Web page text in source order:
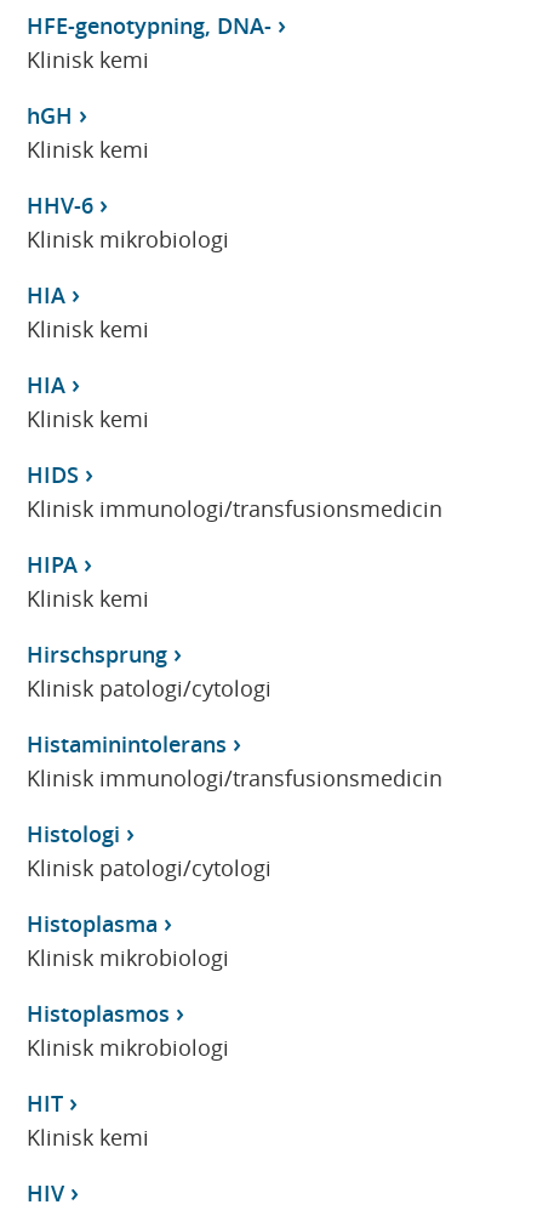
HFE-genotypning, DNA-
Klinisk kemi
hGH
Klinisk kemi
HHV-6
Klinisk mikrobiologi
HIA
Klinisk kemi
HIA
Klinisk kemi
HIDS
Klinisk immunologi/transfusionsmedicin
HIPA
Klinisk kemi
Hirschsprung
Klinisk patologi/cytologi
Histaminintolerans
Klinisk immunologi/transfusionsmedicin
Histologi
Klinisk patologi/cytologi
Histoplasma
Klinisk mikrobiologi
Histoplasmos
Klinisk mikrobiologi
HIT
Klinisk kemi
HIV